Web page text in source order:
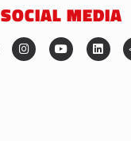
SOCIAL MEDIA